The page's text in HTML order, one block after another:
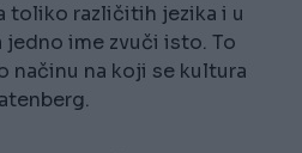
toliko različitih jezika i u
ime zvuči isto. To
načinu na koji se kultura